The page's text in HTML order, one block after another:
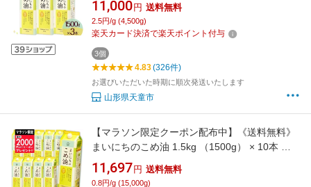
こめ油 植物油 食用油 調味料 ご家庭 のし 贈答
ギフト お取り寄せ 健康志向 先行予約 常温保存
11,000 円 送料無料
2.5円/g (4,500g)
楽天カード決済で楽天ポイント付与
3個
4.83(326件)
お選びいただいた時期に順次発送いたします
山形県天童市
【マラソン限定クーポン配布中】《送料無料》
まいにちのこめ油 1.5kg （1500g） × 10本 栄
養機能食品 ビタミンE 三和油脂【調味料 油 食
用油 植物油 米油 米サラダ油 国産原料 あっさり
11,697 円 送料無料
0.8円/g (15,000g)